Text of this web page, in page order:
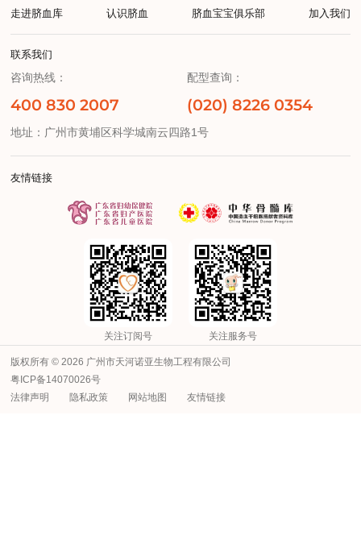
走进脐血库 认识脐血 脐血宝宝俱乐部 加入我们
联系我们
咨询热线：
400 830 2007
配型查询：
(020) 8226 0354
地址：广州市黄埔区科学城南云四路1号
友情链接
关注订阅号 关注服务号
法律声明 隐私政策 网站地图 友情链接
版权所有 © 2026 广州市天河诺亚生物工程有限公司
粤ICP备14070026号